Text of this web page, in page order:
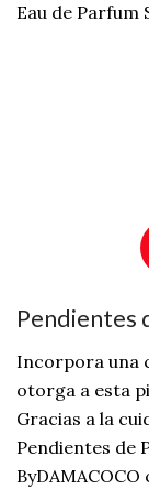
Eau de Parfum
Pendientes
Incorpora una
otorga a esta
Gracias a la
Pendientes de